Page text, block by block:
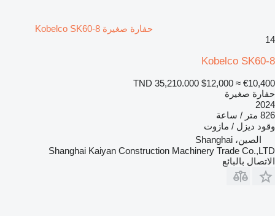
حفارة صغيرة Kobelco SK60-8
14
Kobelco SK60-8
TND 35,210.000 $12,000 ≈ €10,400
حفارة صغيرة
2024
826 متر / ساعة
وقود ديزل / مازوت
الصين، Shanghai
Shanghai Kaiyan Construction Machinery Trade Co.,LTD
الاتصال بالبائع